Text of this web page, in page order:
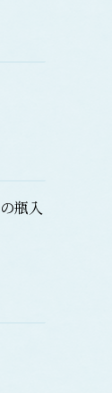
瓶入